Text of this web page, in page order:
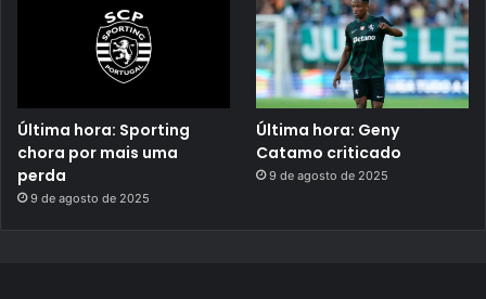
Última hora: Sporting
chora por mais uma
perda
9 de agosto de 2025
Última hora: Geny
Catamo criticado
9 de agosto de 2025